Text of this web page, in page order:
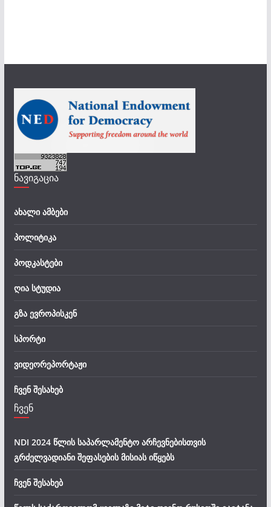
ნავიგაცია
ახალი ამბები
პოლიტიკა
პოდკასტები
ღია სტუდია
გზა ევროპისკენ
სპორტი
ვიდეორეპორტაჟი
ჩვენ შესახებ
ჩვენ
NDI 2024 წლის საპარლამენტო არჩევნებისთვის
გრძელვადიანი შეფასების მისიას იწყებს
ჩვენ შესახებ